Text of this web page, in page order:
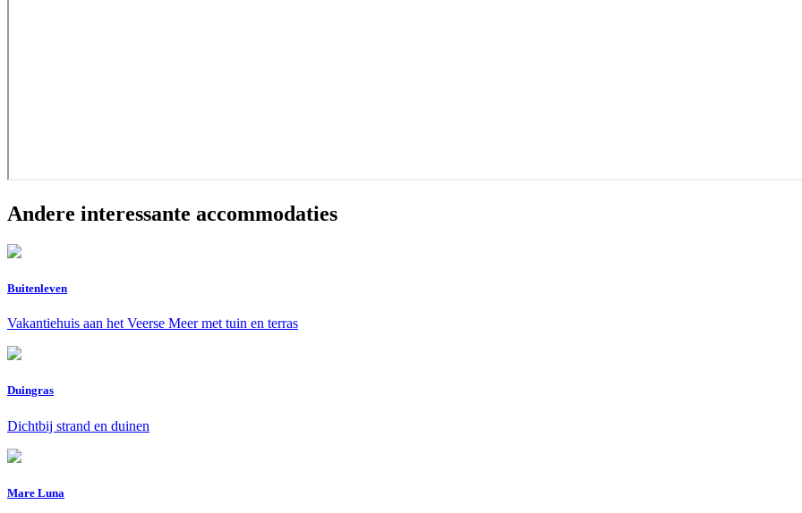
Andere interessante accommodaties
Buitenleven
Vakantiehuis aan het Veerse Meer met tuin en terras
Duingras
Dichtbij strand en duinen
Mare Luna